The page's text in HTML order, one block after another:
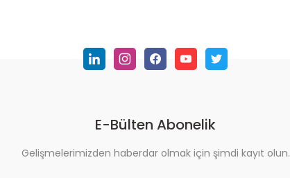
E-Bülten Abonelik
Gelişmelerimizden haberdar olmak için şimdi kayıt olun.